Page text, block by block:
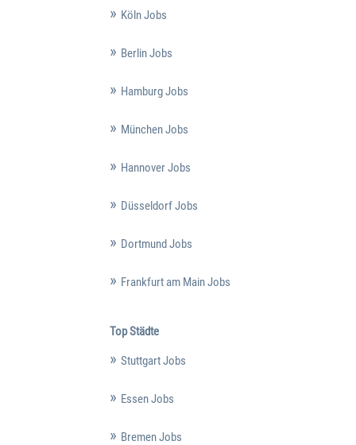
Köln Jobs
Berlin Jobs
Hamburg Jobs
München Jobs
Hannover Jobs
Düsseldorf Jobs
Dortmund Jobs
Frankfurt am Main Jobs
Top Städte
Stuttgart Jobs
Essen Jobs
Bremen Jobs